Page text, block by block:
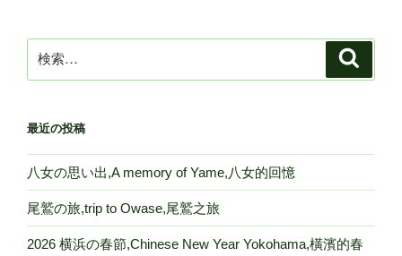
索:
最近の投稿
八女の思い出,A memory of Yame,八女的回憶
尾鷲の旅,trip to Owase,尾鷲之旅
2026 横浜の春節,Chinese New Year Yokohama,橫濱的春